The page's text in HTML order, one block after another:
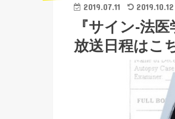
2019.07.11 2019.10.12
『サイン-法
放送日程はこ